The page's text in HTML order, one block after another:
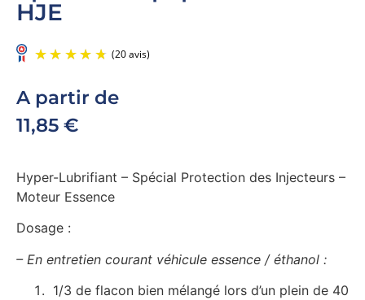
HJE
A partir de
11,85 €
Hyper-Lubrifiant – Spécial Protection des Injecteurs –
Moteur Essence
Dosage :
– En entretien courant véhicule essence / éthanol :
1/3 de flacon bien mélangé lors d’un plein de 40